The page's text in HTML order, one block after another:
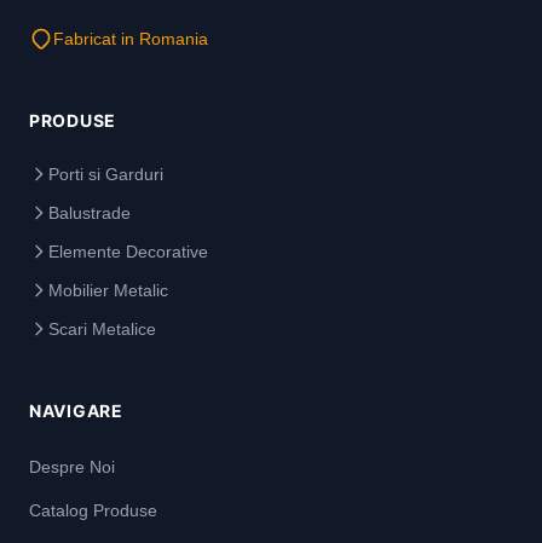
Fabricat in Romania
PRODUSE
Porti si Garduri
Balustrade
Elemente Decorative
Mobilier Metalic
Scari Metalice
NAVIGARE
Despre Noi
Catalog Produse